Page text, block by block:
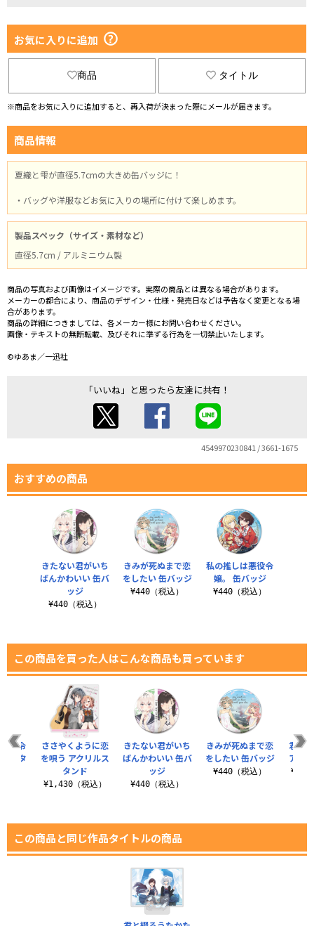
お気に入りに追加
商品 タイトル
※商品をお気に入りに追加すると、再入荷が決まった際にメールが届きます。
商品情報
夏織と雫が直径5.7cmの大きめ缶バッジに！
・バッグや洋服などお気に入りの場所に付けて楽しめます。
製品スペック（サイズ・素材など）
直径5.7cm / アルミニウム製
商品の写真および画像はイメージです。実際の商品とは異なる場合があります。
メーカーの都合により、商品のデザイン・仕様・発売日などは予告なく変更となる場
合があります。
商品の詳細につきましては、各メーカー様にお問い合わせください。
画像・テキストの無断転載、及びそれに準ずる行為を一切禁止いたします。
©ゆあま／一迅社
「いいね」と思ったら友達に共有！
4549970230841 / 3661-1675
おすすめの商品
きみが死ぬまで恋
をしたい 缶バッジ
¥440（税込）
私の推しは悪役令
嬢。 缶バッジ
¥440（税込）
きたない君がいち
ばんかわいい 缶バ
ッジ
¥440（税込）
この商品を買った人はこんな商品も買っています
きたない君がいち
ばんかわいい 缶バ
ッジ
¥440（税込）
きみが死ぬまで恋
をしたい 缶バッジ
¥440（税込）
君と
アク
役令
スタ
ささやくように恋
を唄う アクリルス
タンド
¥1,430（税込）
この商品と同じ作品タイトルの商品